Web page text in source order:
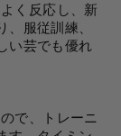
く反応し、新
服従訓練、
い芸でも優れ
で、トレーニ